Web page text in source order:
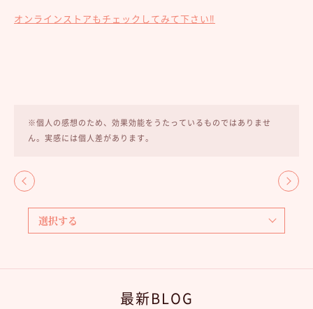
オンラインストアもチェックしてみて下さい‼︎
※個人の感想のため、効果効能をうたっているものではありませ
ん。実感には個人差があります。
最新BLOG